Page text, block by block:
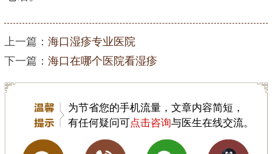
上一篇： 海口湿疹专业医院
下一篇： 海口在哪个医院看湿疹
为节省您的手机流量，文章内容简短，
有任何疑问可点击咨询与医生在线交流。